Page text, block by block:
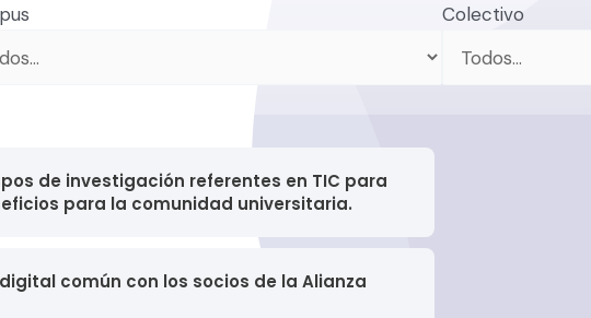
Colectivo
de investigación referentes en TIC para
para la comunidad universitaria.
común con los socios de la Alianza